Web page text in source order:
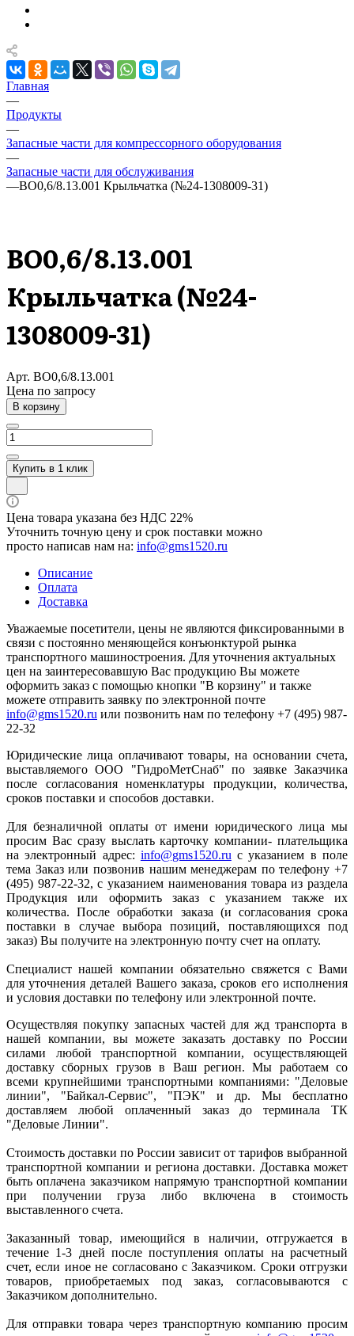
Главная
—
Продукты
—
Запасные части для компрессорного оборудования
—
Запасные части для обслуживания
—ВО0,6/8.13.001 Крыльчатка (№24-1308009-31)
ВО0,6/8.13.001
Крыльчатка (№24-
1308009-31)
Арт. ВО0,6/8.13.001
Цена по запросу
В корзину
Купить в 1 клик
Цена товара указана без НДС 22%
Уточнить точную цену и срок поставки можно
просто написав нам на: info@gms1520.ru
Описание
Оплата
Доставка
Уважаемые посетители, цены не являются фиксированными в
связи с постоянно меняющейся конъюнктурой рынка
транспортного машиностроения. Для уточнения актуальных
цен на заинтересовавшую Вас продукцию Вы можете
оформить заказ с помощью кнопки "В корзину" и также
можете отправить заявку по электронной почте
info@gms1520.ru или позвонить нам по телефону +7 (495) 987-
22-32
Юридические лица оплачивают товары, на основании счета,
выставляемого ООО "ГидроМетСнаб" по заявке Заказчика
после согласования номенклатуры продукции, количества,
сроков поставки и способов доставки.
Для безналичной оплаты от имени юридического лица мы
просим Вас сразу выслать карточку компании- плательщика
на электронный адрес: info@gms1520.ru с указанием в поле
тема Заказ или позвонив нашим менеджерам по телефону +7
(495) 987-22-32, с указанием наименования товара из раздела
Продукция или оформить заказ с указанием также их
количества. После обработки заказа (и согласования срока
поставки в случае выбора позиций, поставляющихся под
заказ) Вы получите на электронную почту счет на оплату.
Специалист нашей компании обязательно свяжется с Вами
для уточнения деталей Вашего заказа, сроков его исполнения
и условия доставки по телефону или электронной почте.
Осуществляя покупку запасных частей для жд транспорта в
нашей компании, вы можете заказать доставку по России
силами любой транспортной компании, осуществляющей
доставку сборных грузов в Ваш регион. Мы работаем со
всеми крупнейшими транспортными компаниями: "Деловые
линии", "Байкал-Сервис", "ПЭК" и др. Мы бесплатно
доставляем любой оплаченный заказ до терминала ТК
"Деловые Линии".
Стоимость доставки по России зависит от тарифов выбранной
транспортной компании и региона доставки. Доставка может
быть оплачена заказчиком напрямую транспортной компании
при получении груза либо включена в стоимость
выставленного счета.
Заказанный товар, имеющийся в наличии, отгружается в
течение 1-3 дней после поступления оплаты на расчетный
счет, если иное не согласовано с Заказчиком. Сроки отгрузки
товаров, приобретаемых под заказ, согласовываются с
Заказчиком дополнительно.
Для отправки товара через транспортную компанию просим